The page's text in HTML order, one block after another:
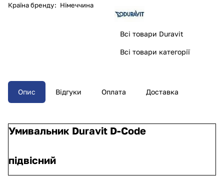
Країна бренду: Німеччина
Всі товари Duravit
Всі товари категорії
Опис Відгуки Оплата Доставка
Умивальник Duravit D-Code
підвісний